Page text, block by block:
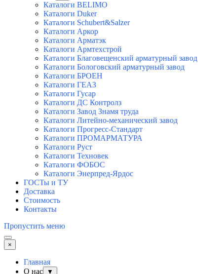
Каталоги BELIMO
Каталоги Duker
Каталоги Schubert&Salzer
Каталоги Аркор
Каталоги Арматэк
Каталоги Армтехстрой
Каталоги Благовещенский арматурный завод
Каталоги Бологовский арматурный завод
Каталоги БРОЕН
Каталоги ГЕАЗ
Каталоги Гусар
Каталоги ДС Контролз
Каталоги Завод Знамя труда
Каталоги Литейно-механический завод
Каталоги Прогресс-Стандарт
Каталоги ПРОМАРМАТУРА
Каталоги Руст
Каталоги Техновек
Каталоги ФОБОС
Каталоги Энерпред-Ярдос
ГОСТы и ТУ
Доставка
Стоимость
Контакты
Пропустить меню
×
Главная
О нас
▼